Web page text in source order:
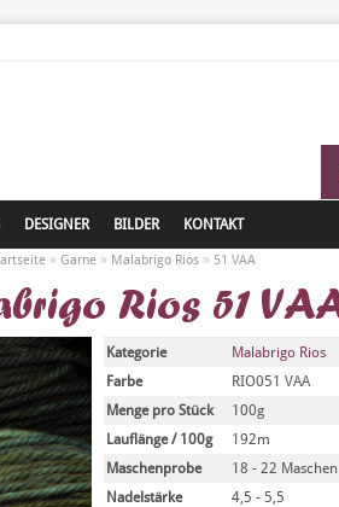
DESIGNER BILDER KONTAKT
» Garne » Malabrigo Rios » 51 VAA
Rios 51
Kategorie
Malabrigo Rios
Farbe
RIO051 VAA
Menge pro Stück
100g
Lauflänge / 100g
192m
Maschenprobe
18 - 22 Maschen
Nadelstärke
4,5 - 5,5